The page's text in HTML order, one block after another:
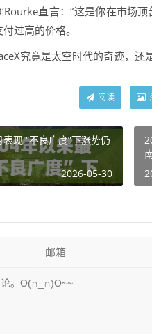
直言：“这是你在市场
过高的价格。
究竟是太空时代的奇迹，还
阅读
现 “不良广度”下涨势仍
2026-05-30